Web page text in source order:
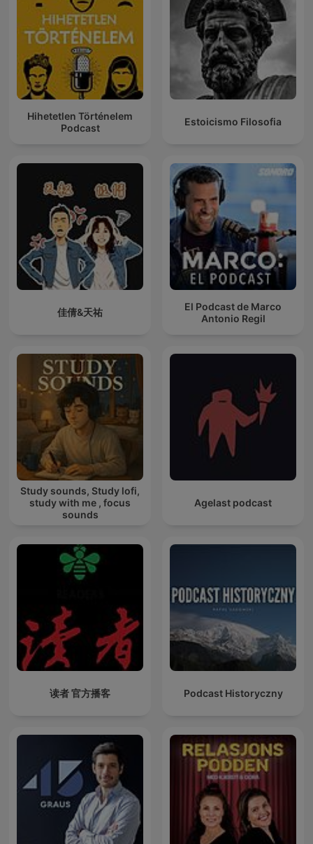
Hihetetlen Történelem
Podcast
Estoicismo Filosofia
佳倩&天祐
El Podcast de Marco
Antonio Regil
Study sounds, Study lofi,
study with me , focus
sounds
Agelast podcast
读者 官方播客 Podcast Historyczny